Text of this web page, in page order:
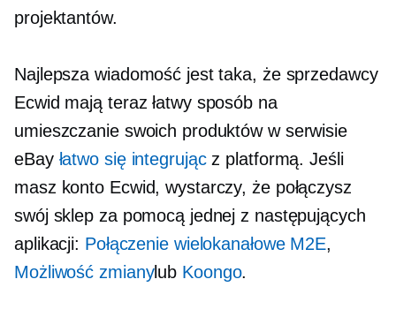
projektantów.
Najlepsza wiadomość jest taka, że ​​sprzedawcy
Ecwid mają teraz łatwy sposób na
umieszczanie swoich produktów w serwisie
eBay łatwo się integrującz platformą. Jeśli
masz konto Ecwid, wystarczy, że połączysz
swój sklep za pomocą jednej z następujących
aplikacji: Połączenie wielokanałowe M2E,
Możliwość zmianylub Koongo.